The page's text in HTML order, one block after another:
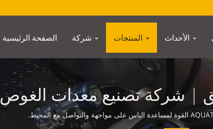
الصفحة الرئيسية
AQUATEC